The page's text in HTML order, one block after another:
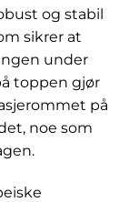
og stabil
sikrer at
under
toppen gjør
på
noe som